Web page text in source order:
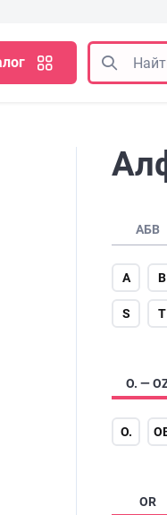
АБВ
A B
S T
O. —
O.
OR